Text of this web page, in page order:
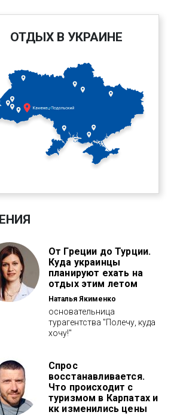
ОТДЫХ В УКРАИНЕ
От Греции до Турции.
Куда украинцы
планируют ехать на
отдых этим летом
Наталья Якименко
основательница
турагентства "Полечу, куда
хочу!"
Спрос
восстанавливается.
Что происходит с
туризмом в Карпатах и
кк изменились цены